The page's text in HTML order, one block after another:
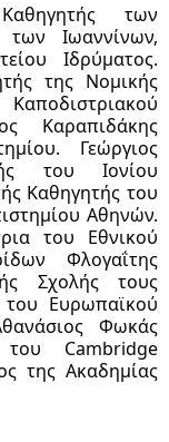
των
Ιωαννίνων,
Ιδρύματος.
της Νομικής
Καραπιδάκης
Γεώργιος
του Ιονίου
Καθηγητής του
Αθηνών.
του Εθνικού
Φλογαΐτης
Σχολής τους
Ευρωπαϊκού
Φωκάς
Cambridge
της Ακαδημίας